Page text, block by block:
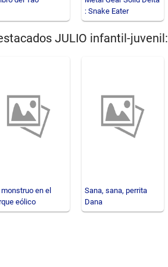
: Snake Eater
JULIO infantil-juvenil:
monstruo en el
eólico
Sana, sana, perrita
Dana